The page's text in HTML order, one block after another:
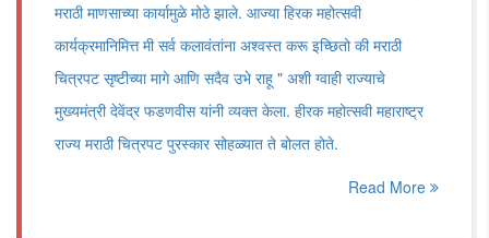
मराठी माणसाच्या कार्यामुळे मोठे झाले. आज्या हिरक महोत्सवी
कार्यक्रमानिमित्त मी सर्व कलावंतांना अश्वस्त करू इच्छितो की मराठी
चित्रपट सृष्टीच्या मागे आणि सदैव उभे राहू " अशी ग्वाही राज्याचे
मुख्यमंत्री देवेंद्र फडणवीस यांनी व्यक्त केला. हीरक महोत्सवी महाराष्ट्र
राज्य मराठी चित्रपट पुरस्कार सोहळ्यात ते बोलत होते.
Read More